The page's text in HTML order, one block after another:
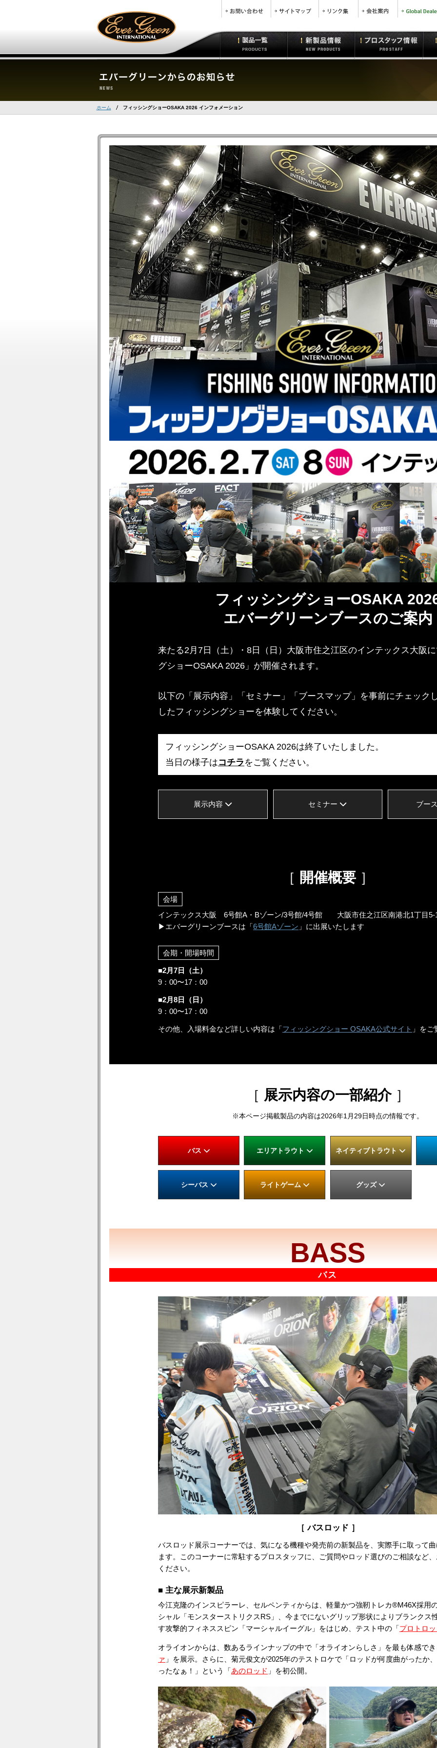
ホーム フィッシングショーOSAKA 2026 インフォメーション
フィッシングショーOSAKA
エバーグリーンブースのご案内
来たる2月7日（土）・8日（日）大阪市住之江区のインテックス大阪
グショーOSAKA 2026」が開催されます。
以下の「展示内容」「セミナー」「ブースマップ」を事前にチェック
したフィッシングショーを体験してください。
フィッシングショーOSAKA 2026は終了いたしました。
当日の様子はコチラをご覧ください。
展示内容 セミナー ブー
［ 開催概要 ］
会場
インテックス大阪 6号館A・Bゾーン/3号館/4号館 大阪市住之江区南港北1丁目5-
▶エバーグリーンブースは「6号館Aゾーン 」に出展いたします
会期・開場時間
■2月7日（土）
9：00〜17：00
■2月8日（日）
9：00〜17：00
その他、入場料金など詳しい内容は「フィッシングショー OSAKA公式サイト 」を
［ 展示内容の一部紹介 ］
※本ページ掲載製品の内容は2026年1月29日時点の情報です。
バス エリアトラウト ネイティブトラウト
シーバス ライトゲーム グッズ
BASS
バス
［ バスロッド ］
バスロッド展示コーナーでは、気になる機種や発売前の新製品を、実際手に取って
ます。このコーナーに常駐するプロスタッフに、ご質問やロッド選びのご相談など
ください。
■ 主な展示新製品
今江克隆のインスピラーレ、セルペンティからは、軽量かつ強靭トレカ®M46X採用
シャル「モンスターストリクスRS」、今までにないグリップ形状によりブランクス
す攻撃的フィネススピン「マーシャルイーグル」をはじめ、テスト中の「プロトロ
オライオンからは、数あるラインナップの中で「オライオンらしさ」を最も体感で
ァ 」を展示。さらに、菊元俊文が2025年のテストロケで「ロッドが何度曲がったか
ったなぁ！」という「あのロッド 」を初公開。